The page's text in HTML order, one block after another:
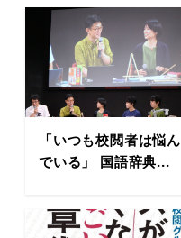
「いつも校閲者は悩ん
でいる」 国語辞典...